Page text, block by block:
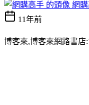
網
11年前
博客來,博客來網路書店